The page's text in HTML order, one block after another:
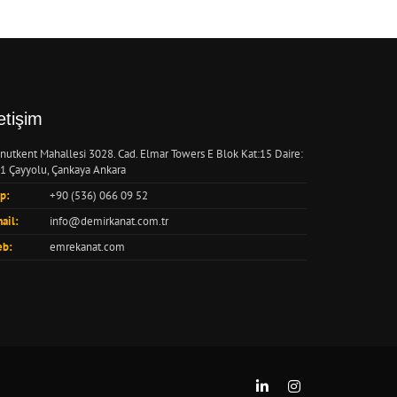
Mahallesi 3028. Cad. Elmar Towers E Blok Kat:15 Daire:
Çayyolu, Çankaya Ankara
+90 (536) 066 09 52
info@demirkanat.com.tr
emrekanat.com